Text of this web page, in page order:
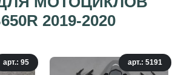
2019-2020
арт.: 95 арт.: 5191